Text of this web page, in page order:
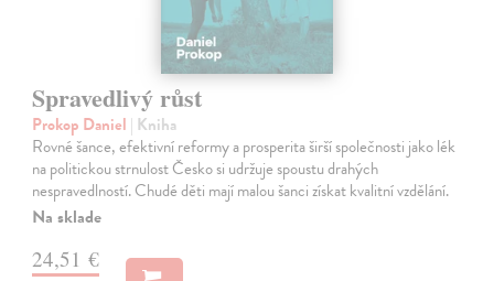
Spravedlivý růst
Prokop Daniel | Kniha
Rovné šance, efektivní reformy a prosperita širší společnosti jako lék
na politickou strnulost Česko si udržuje spoustu drahých
nespravedlností. Chudé děti mají malou šanci získat kvalitní vzdělání.
Na sklade
24,51 €